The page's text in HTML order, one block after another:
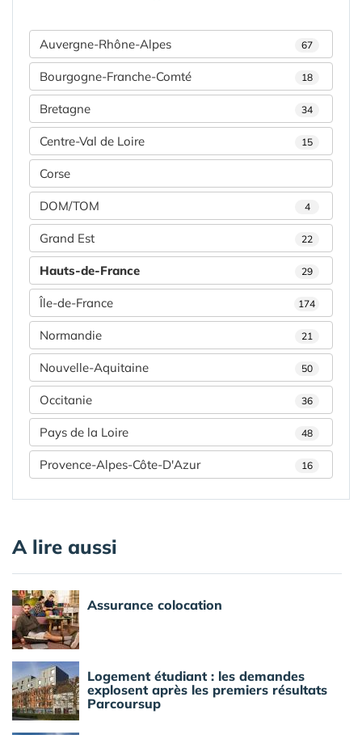
Auvergne-Rhône-Alpes 67
Bourgogne-Franche-Comté 18
Bretagne 34
Centre-Val de Loire 15
Corse
DOM/TOM 4
Grand Est 22
Hauts-de-France 29
Île-de-France 174
Normandie 21
Nouvelle-Aquitaine 50
Occitanie 36
Pays de la Loire 48
Provence-Alpes-Côte-D'Azur 16
A lire aussi
Assurance colocation
Logement étudiant : les demandes
explosent après les premiers résultats
Parcoursup